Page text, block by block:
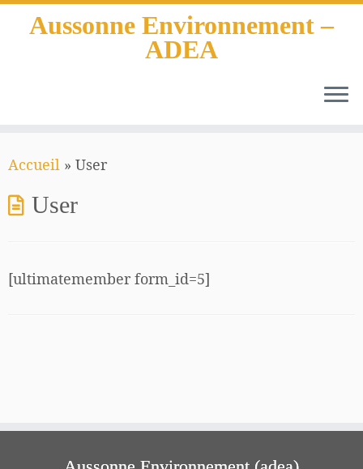
au
Aussonne Environnement –
ADEA
Accueil » User
User
[ultimatemember form_id=5]